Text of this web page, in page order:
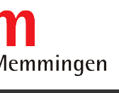
Inhalt